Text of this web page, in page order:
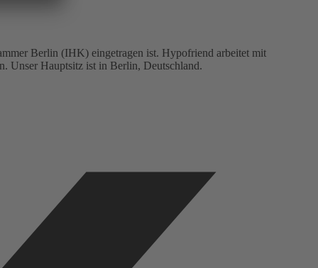
Berlin (IHK) eingetragen ist. Hypofriend arbeitet mit
Unser Hauptsitz ist in Berlin, Deutschland.